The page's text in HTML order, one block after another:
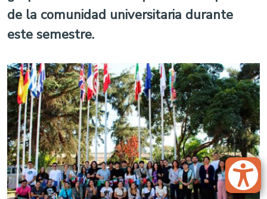
de la comunidad universitaria durante
este semestre.